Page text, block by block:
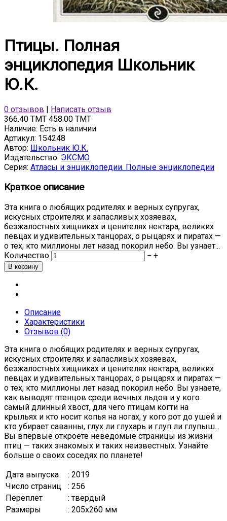
Птицы. Полная
энциклопедия Школьник
Ю.К.
0 отзывов
Написать отзыв
366.40 TMT 458.00 TMT
Наличие: Есть в наличии
Артикул: 154248
Автор: Школьник Ю.К.
Издательство: ЭКСМО
Серия: Атласы и энциклопедии. Полные энциклопедии
Краткое описание
Эта книга о любящих родителях и верных супругах,
искусных строителях и запасливых хозяевах,
безжалостных хищниках и ценителях нектара, великих
певцах и удивительных танцорах, о рыцарях и пиратах —
о тех, кто миллионы лет назад покорил небо. Вы узнает...
Количество
− +
Описание
Характеристики
Отзывов (0)
Эта книга о любящих родителях и верных супругах,
искусных строителях и запасливых хозяевах,
безжалостных хищниках и ценителях нектара, великих
певцах и удивительных танцорах, о рыцарях и пиратах —
о тех, кто миллионы лет назад покорил небо. Вы узнаете,
как выводят птенцов среди вечных льдов и у кого
самый длинный хвост, для чего птицам когти на
крыльях и кто носит копья на ногах, у кого рот до ушей и
кто убирает саванны, глух ли глухарь и глуп ли глупыш...
Вы впервые откроете неведомые страницы из жизни
птиц — таких знакомых и таких неизвестных. Узнайте
больше о своих соседях по планете!
Дата выпуска
: 2019
Число страниц
: 256
Переплет
: твердый
Размеры
: 205x260 мм